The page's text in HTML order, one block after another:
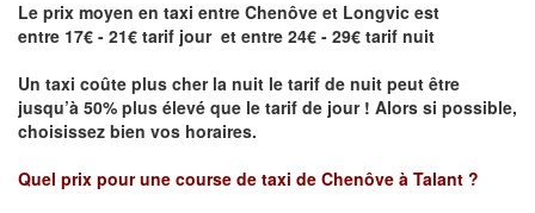
Le prix moyen en taxi entre Chenôve et Longvic est
entre 17€ - 21€ tarif jour et entre 24€ - 29€ tarif nuit
Un taxi coûte plus cher la nuit le tarif de nuit peut être
jusqu’à 50% plus élevé que le tarif de jour ! Alors si possible,
choisissez bien vos horaires.
Quel prix pour une course de taxi de Chenôve à Talant ?